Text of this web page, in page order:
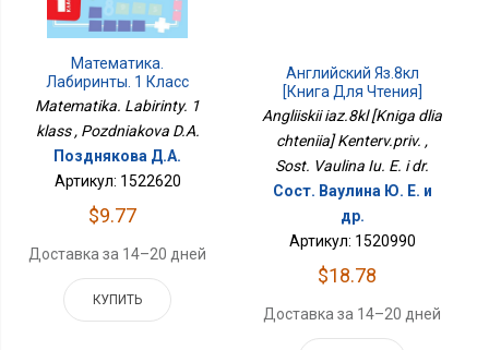
Математика.
Лабиринты. 1 Класс
Matematika. Labirinty. 1
klass , Pozdniakova D.A.
Позднякова Д.А.
Артикул: 1522620
$9.77
Доставка за 14–20 дней
КУПИТЬ
Английский Яз.8кл
[Книга Для Чтения]
Кентерв.прив.
Angliiskii iaz.8kl [Kniga dlia
chteniia] Kenterv.priv. ,
Sost. Vaulina Iu. E. i dr.
Сост. Ваулина Ю. Е. и
др.
Артикул: 1520990
$18.78
Доставка за 14–20 дней